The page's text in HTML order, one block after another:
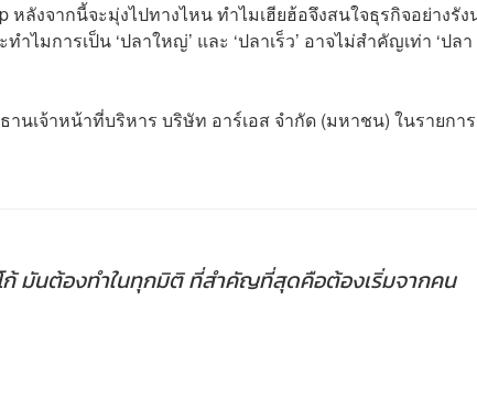
ลังจากนี้จะมุ่งไปทางไหน ทำไมเฮียฮ้อจึงสนใจธุรกิจอย่างรัง
ำไมการเป็น ‘ปลาใหญ่’ และ ‘ปลาเร็ว’ อาจไม่สำคัญเท่า ‘ปลา
นเจ้าหน้าที่บริหาร บริษัท อาร์เอส จำกัด (มหาชน) ในรายกา
ก้ มันต้องทำในทุกมิติ ที่สำคัญที่สุดคือต้องเริ่มจากคน